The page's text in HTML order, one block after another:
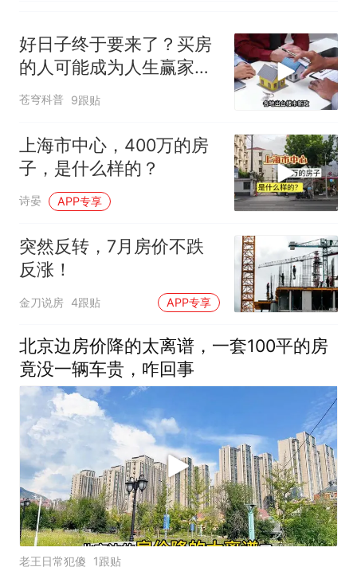
好日子终于要来了？买房
的人可能成为人生赢家，
唱衰的人会哭吗
苍穹科普 9跟贴
上海市中心，400万的房
子，是什么样的？
诗晏 APP专享
突然反转，7月房价不跌
反涨！
金刀说房 4跟贴 APP专享
北京边房价降的太离谱，一套100平的房
竟没一辆车贵，咋回事
老王日常犯傻 1跟贴